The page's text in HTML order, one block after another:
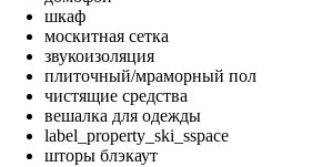
шкаф
москитная сетка
звукоизоляция
плиточный/мраморный пол
чистящие средства
вешалка для одежды
label_property_ski_sspace
шторы блэкаут